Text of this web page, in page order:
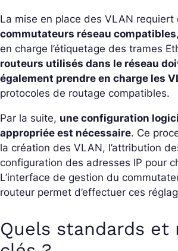
La mise en place des VLAN requiert
commutateurs réseau compatibles
en charge l’étiquetage des trames
routeurs utilisés dans le réseau
également prendre en charge les
protocoles de routage compatibles.
Par la suite, une configuration
appropriée est nécessaire. Ce
la création des VLAN, l’attribution
configuration des adresses IP pour
L’interface de gestion du
routeur permet d’effectuer ces
Quels standards et